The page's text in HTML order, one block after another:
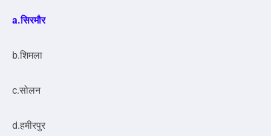
a.सिरमौर
b.शिमला
c.सोलन
d.हमीरपुर